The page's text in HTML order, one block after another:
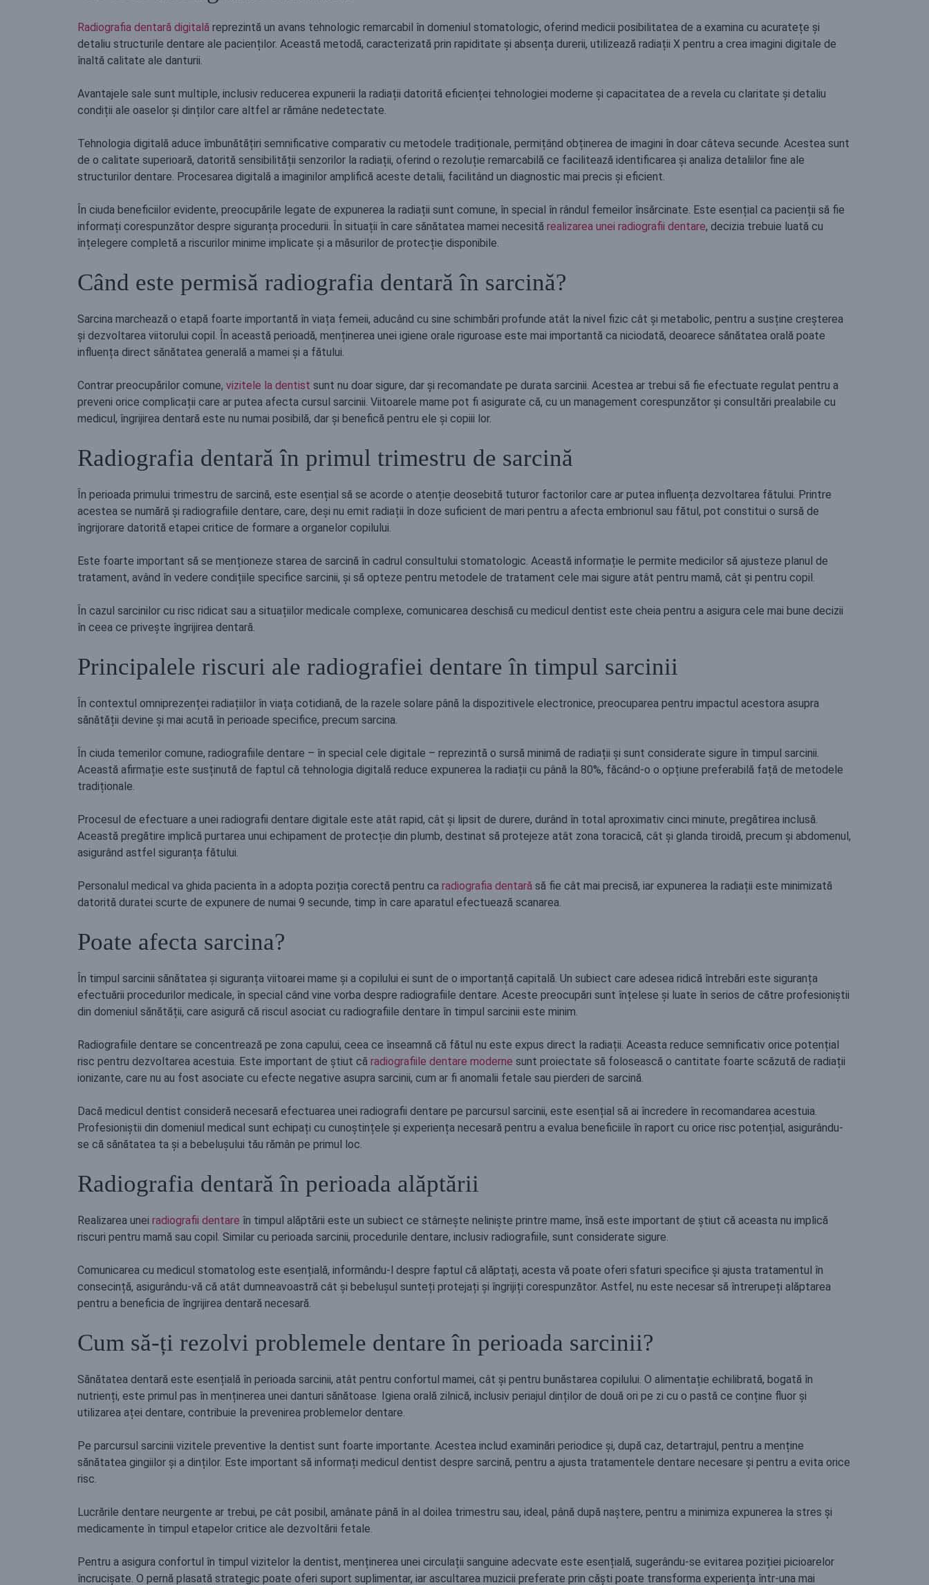
Radiografia dentară digitală reprezintă un avans tehnologic remarcabil în domeniul stomatologic, oferind medicii posibilitatea de a examina cu acuratețe și
detaliu structurile dentare ale pacienților. Această metodă, caracterizată prin rapiditate și absența durerii, utilizează radiații X pentru a crea imagini digitale de
înaltă calitate ale danturii.
Avantajele sale sunt multiple, inclusiv reducerea expunerii la radiații datorită eficienței tehnologiei moderne și capacitatea de a revela cu claritate și detaliu
condiții ale oaselor și dinților care altfel ar rămâne nedetectate.
Tehnologia digitală aduce îmbunătățiri semnificative comparativ cu metodele tradiționale, permițând obținerea de imagini în doar câteva secunde. Acestea sunt
de o calitate superioară, datorită sensibilității senzorilor la radiații, oferind o rezoluție remarcabilă ce facilitează identificarea și analiza detaliilor fine ale
structurilor dentare. Procesarea digitală a imaginilor amplifică aceste detalii, facilitând un diagnostic mai precis și eficient.
În ciuda beneficiilor evidente, preocupările legate de expunerea la radiații sunt comune, în special în rândul femeilor însărcinate. Este esențial ca pacienții să fie
informați corespunzător despre siguranța procedurii. În situații în care sănătatea mamei necesită realizarea unei radiografii dentare, decizia trebuie luată cu
înțelegere completă a riscurilor minime implicate și a măsurilor de protecție disponibile.
Când este permisă radiografia dentară în sarcină?
Sarcina marchează o etapă foarte importantă în viața femeii, aducând cu sine schimbări profunde atât la nivel fizic cât și metabolic, pentru a susține creșterea
și dezvoltarea viitorului copil. În această perioadă, menținerea unei igiene orale riguroase este mai importantă ca niciodată, deoarece sănătatea orală poate
influența direct sănătatea generală a mamei și a fătului.
Contrar preocupărilor comune, vizitele la dentist sunt nu doar sigure, dar și recomandate pe durata sarcinii. Acestea ar trebui să fie efectuate regulat pentru a
preveni orice complicații care ar putea afecta cursul sarcinii. Viitoarele mame pot fi asigurate că, cu un management corespunzător și consultări prealabile cu
medicul, îngrijirea dentară este nu numai posibilă, dar și benefică pentru ele și copiii lor.
Radiografia dentară în primul trimestru de sarcină
În perioada primului trimestru de sarcină, este esențial să se acorde o atenție deosebită tuturor factorilor care ar putea influența dezvoltarea fătului. Printre
acestea se numără și radiografiile dentare, care, deși nu emit radiații în doze suficient de mari pentru a afecta embrionul sau fătul, pot constitui o sursă de
îngrijorare datorită etapei critice de formare a organelor copilului.
Este foarte important să se menționeze starea de sarcină în cadrul consultului stomatologic. Această informație le permite medicilor să ajusteze planul de
tratament, având în vedere condițiile specifice sarcinii, și să opteze pentru metodele de tratament cele mai sigure atât pentru mamă, cât și pentru copil.
În cazul sarcinilor cu risc ridicat sau a situațiilor medicale complexe, comunicarea deschisă cu medicul dentist este cheia pentru a asigura cele mai bune decizii
în ceea ce privește îngrijirea dentară.
Principalele riscuri ale radiografiei dentare în timpul sarcinii
În contextul omniprezenței radiațiilor în viața cotidiană, de la razele solare până la dispozitivele electronice, preocuparea pentru impactul acestora asupra
sănătății devine și mai acută în perioade specifice, precum sarcina.
În ciuda temerilor comune, radiografiile dentare – în special cele digitale – reprezintă o sursă minimă de radiații și sunt considerate sigure în timpul sarcinii.
Această afirmație este susținută de faptul că tehnologia digitală reduce expunerea la radiații cu până la 80%, făcând-o o opțiune preferabilă față de metodele
tradiționale.
Procesul de efectuare a unei radiografii dentare digitale este atât rapid, cât și lipsit de durere, durând în total aproximativ cinci minute, pregătirea inclusă.
Această pregătire implică purtarea unui echipament de protecție din plumb, destinat să protejeze atât zona toracică, cât și glanda tiroidă, precum și abdomenul,
asigurând astfel siguranța fătului.
Personalul medical va ghida pacienta în a adopta poziția corectă pentru ca radiografia dentară să fie cât mai precisă, iar expunerea la radiații este minimizată
datorită duratei scurte de expunere de numai 9 secunde, timp în care aparatul efectuează scanarea.
Poate afecta sarcina?
În timpul sarcinii sănătatea și siguranța viitoarei mame și a copilului ei sunt de o importanță capitală. Un subiect care adesea ridică întrebări este siguranța
efectuării procedurilor medicale, în special când vine vorba despre radiografiile dentare. Aceste preocupări sunt înțelese și luate în serios de către profesioniștii
din domeniul sănătății, care asigură că riscul asociat cu radiografiile dentare în timpul sarcinii este minim.
Radiografiile dentare se concentrează pe zona capului, ceea ce înseamnă că fătul nu este expus direct la radiații. Aceasta reduce semnificativ orice potențial
risc pentru dezvoltarea acestuia. Este important de știut că radiografiile dentare moderne sunt proiectate să folosească o cantitate foarte scăzută de radiații
ionizante, care nu au fost asociate cu efecte negative asupra sarcinii, cum ar fi anomalii fetale sau pierderi de sarcină.
Dacă medicul dentist consideră necesară efectuarea unei radiografii dentare pe parcursul sarcinii, este esențial să ai încredere în recomandarea acestuia.
Profesioniștii din domeniul medical sunt echipați cu cunoștințele și experiența necesară pentru a evalua beneficiile în raport cu orice risc potențial, asigurându-
se că sănătatea ta și a bebelușului tău rămân pe primul loc.
Radiografia dentară în perioada alăptării
Realizarea unei radiografii dentare în timpul alăptării este un subiect ce stârnește neliniște printre mame, însă este important de știut că aceasta nu implică
riscuri pentru mamă sau copil. Similar cu perioada sarcinii, procedurile dentare, inclusiv radiografiile, sunt considerate sigure.
Comunicarea cu medicul stomatolog este esențială, informându-l despre faptul că alăptați, acesta vă poate oferi sfaturi specifice și ajusta tratamentul în
consecință, asigurându-vă că atât dumneavoastră cât și bebelușul sunteți protejați și îngrijiți corespunzător. Astfel, nu este necesar să întrerupeți alăptarea
pentru a beneficia de îngrijirea dentară necesară.
Cum să-ți rezolvi problemele dentare în perioada sarcinii?
Sănătatea dentară este esențială în perioada sarcinii, atât pentru confortul mamei, cât și pentru bunăstarea copilului. O alimentație echilibrată, bogată în
nutrienți, este primul pas în menținerea unei danturi sănătoase. Igiena orală zilnică, inclusiv periajul dinților de două ori pe zi cu o pastă ce conține fluor și
utilizarea aței dentare, contribuie la prevenirea problemelor dentare.
Pe parcursul sarcinii vizitele preventive la dentist sunt foarte importante. Acestea includ examinări periodice și, după caz, detartrajul, pentru a menține
sănătatea gingiilor și a dinților. Este important să informați medicul dentist despre sarcină, pentru a ajusta tratamentele dentare necesare și pentru a evita orice
risc.
Lucrările dentare neurgente ar trebui, pe cât posibil, amânate până în al doilea trimestru sau, ideal, până după naștere, pentru a minimiza expunerea la stres și
medicamente în timpul etapelor critice ale dezvoltării fetale.
Pentru a asigura confortul în timpul vizitelor la dentist, menținerea unei circulații sanguine adecvate este esențială, sugerându-se evitarea poziției picioarelor
încrucișate. O pernă plasată strategic poate oferi suport suplimentar, iar ascultarea muzicii preferate prin căști poate transforma experiența într-una mai